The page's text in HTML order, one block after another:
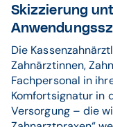
Skizzierung
Die
Zahnärztinnen,
Fachpersonal in
Komfortsignatur in
Versorgung – die